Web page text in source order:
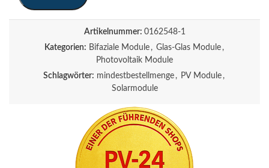
Artikelnummer: 0162548-1
Kategorien: Bifaziale Module , Glas-Glas Module ,
Photovoltaik Module
Schlagwörter: mindestbestellmenge , PV Module ,
Solarmodule